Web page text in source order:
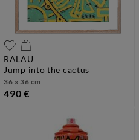
RALAU
jump into the cactus
36 x 36 cm
490 €